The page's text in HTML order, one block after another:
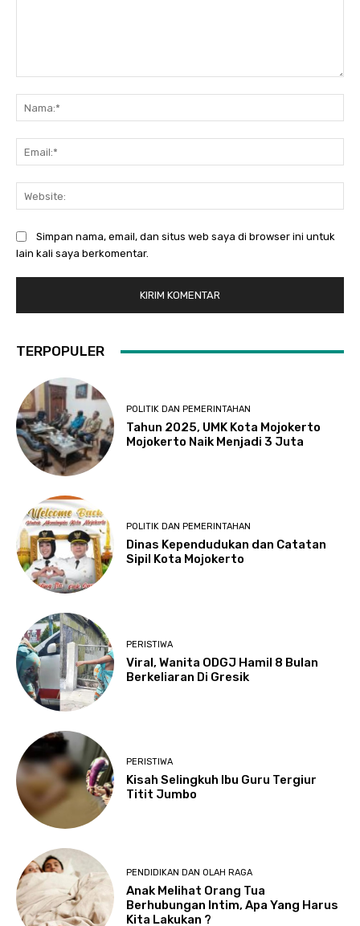
Simpan nama, email, dan situs web saya di browser ini untuk
lain kali saya berkomentar.
TERPOPULER
POLITIK DAN PEMERINTAHAN
Tahun 2025, UMK Kota Mojokerto
Mojokerto Naik Menjadi 3 Juta
POLITIK DAN PEMERINTAHAN
Dinas Kependudukan dan Catatan
Sipil Kota Mojokerto
PERISTIWA
Viral, Wanita ODGJ Hamil 8 Bulan
Berkeliaran Di Gresik
PERISTIWA
Kisah Selingkuh Ibu Guru Tergiur
Titit Jumbo
PENDIDIKAN DAN OLAH RAGA
Anak Melihat Orang Tua
Berhubungan Intim, Apa Yang Harus
Kita Lakukan ?